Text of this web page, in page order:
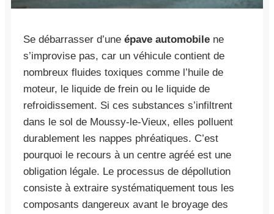
Se débarrasser d’une épave automobile ne
s’improvise pas, car un véhicule contient de
nombreux fluides toxiques comme l’huile de
moteur, le liquide de frein ou le liquide de
refroidissement. Si ces substances s’infiltrent
dans le sol de Moussy-le-Vieux, elles polluent
durablement les nappes phréatiques. C’est
pourquoi le recours à un centre agréé est une
obligation légale. Le processus de dépollution
consiste à extraire systématiquement tous les
composants dangereux avant le broyage des